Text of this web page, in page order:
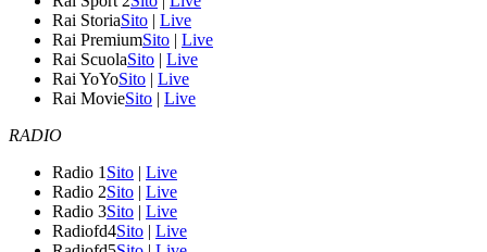
Rai StoriaSito | Live
Rai PremiumSito | Live
Rai ScuolaSito | Live
Rai YoYoSito | Live
Rai MovieSito | Live
RADIO
Radio 1 Sito | Live
Radio 2Sito | Live
Radio 3Sito | Live
Radiofd4Sito | Live